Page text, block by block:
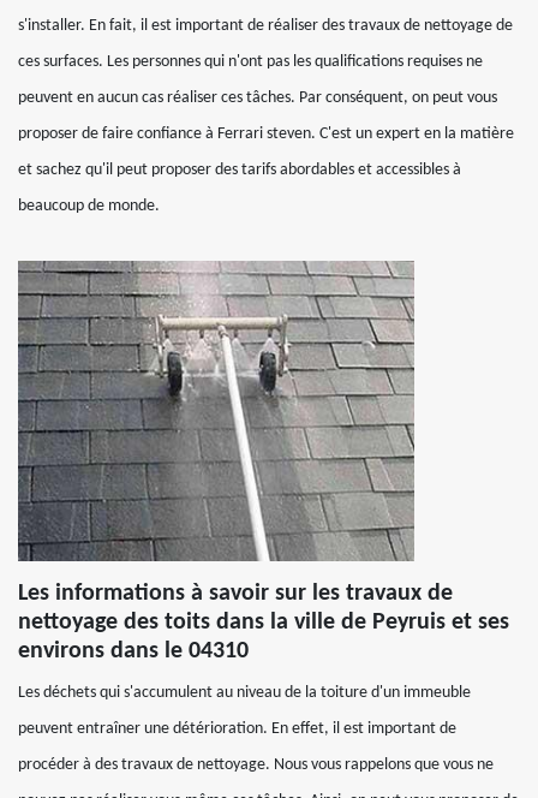
s'installer. En fait, il est important de réaliser des travaux de nettoyage de
ces surfaces. Les personnes qui n'ont pas les qualifications requises ne
peuvent en aucun cas réaliser ces tâches. Par conséquent, on peut vous
proposer de faire confiance à Ferrari steven. C'est un expert en la matière
et sachez qu'il peut proposer des tarifs abordables et accessibles à
beaucoup de monde.
Les informations à savoir sur les travaux de
nettoyage des toits dans la ville de Peyruis et ses
environs dans le 04310
Les déchets qui s'accumulent au niveau de la toiture d'un immeuble
peuvent entraîner une détérioration. En effet, il est important de
procéder à des travaux de nettoyage. Nous vous rappelons que vous ne